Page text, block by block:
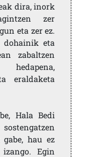
dira, inork
zer
eta zer ez.
dohainik eta
zabaltzen
eraldaketa
Hala Bedi
hau ez
Egin